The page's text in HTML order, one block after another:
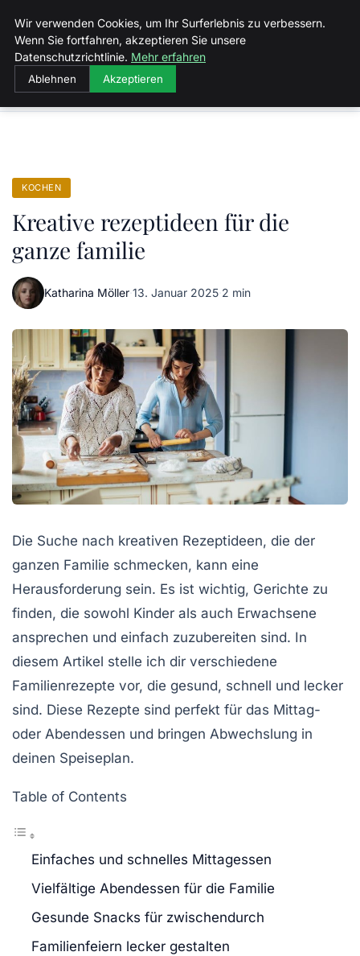
Malzminden
Startseite Kochen Kreative rezeptideen für die ganze familie
KOCHEN
Kreative rezeptideen für die
ganze familie
Katharina Möller·13. Januar 2025·2 min
Die Suche nach kreativen Rezeptideen, die der
ganzen Familie schmecken, kann eine
Herausforderung sein. Es ist wichtig, Gerichte zu
finden, die sowohl Kinder als auch Erwachsene
ansprechen und einfach zuzubereiten sind. In
diesem Artikel stelle ich dir verschiedene
Familienrezepte vor, die gesund, schnell und lecker
sind. Diese Rezepte sind perfekt für das Mittag-
oder Abendessen und bringen Abwechslung in
deinen Speiseplan.
Table of Contents
Einfaches und schnelles Mittagessen
Vielfältige Abendessen für die Familie
Gesunde Snacks für zwischendurch
Familienfeiern lecker gestalten
Wir verwenden Cookies, um Ihr Surferlebnis zu verbessern.
Wenn Sie fortfahren, akzeptieren Sie unsere
Datenschutzrichtlinie. Mehr erfahren
Ablehnen Akzeptieren